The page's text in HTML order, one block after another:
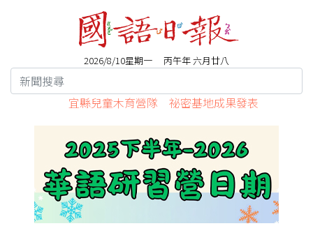
2026/8/10星期一 丙午年 六月廿八
宜縣兒童木育營隊 祕密基地成果發表